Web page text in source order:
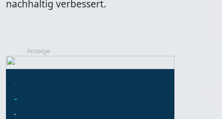
nachhaltig verbessert.
Anzeige
-
-
-